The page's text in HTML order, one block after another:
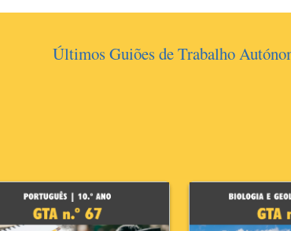
Últimos Guiões de Trabalho